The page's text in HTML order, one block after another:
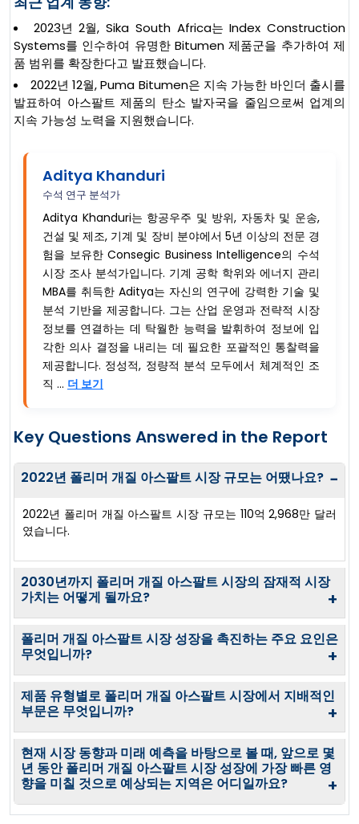
2023년 2월, Sika South Africa는 Index Construction
Systems를 인수하여 유명한 Bitumen 제품군을 추가하여 제
품 범위를 확장한다고 발표했습니다.
2022년 12월, Puma Bitumen은 지속 가능한 바인더 출시를
발표하여 아스팔트 제품의 탄소 발자국을 줄임으로써 업계의
지속 가능성 노력을 지원했습니다.
Aditya Khanduri
수석 연구 분석가
Aditya Khanduri는 항공우주 및 방위, 자동차 및 운송,
건설 및 제조, 기계 및 장비 분야에서 5년 이상의 전문 경
험을 보유한 Consegic Business Intelligence의 수석
시장 조사 분석가입니다. 기계 공학 학위와 에너지 관리
MBA를 취득한 Aditya는 자신의 연구에 강력한 기술 및
분석 기반을 제공합니다. 그는 산업 운영과 전략적 시장
정보를 연결하는 데 탁월한 능력을 발휘하여 정보에 입
각한 의사 결정을 내리는 데 필요한 포괄적인 통찰력을
제공합니다. 정성적, 정량적 분석 모두에서 체계적인 조
직 ... 더 보기
Key Questions Answered in the Report
2022년 폴리머 개질 아스팔트 시장 규모는 어땠나요? −
2022년 폴리머 개질 아스팔트 시장 규모는 110억 2,968만 달러
였습니다.
2030년까지 폴리머 개질 아스팔트 시장의 잠재적 시장
가치는 어떻게 될까요?
+
폴리머 개질 아스팔트 시장 성장을 촉진하는 주요 요인은
무엇입니까?
+
제품 유형별로 폴리머 개질 아스팔트 시장에서 지배적인
부문은 무엇입니까?
+
현재 시장 동향과 미래 예측을 바탕으로 볼 때, 앞으로 몇
년 동안 폴리머 개질 아스팔트 시장 성장에 가장 빠른 영
향을 미칠 것으로 예상되는 지역은 어디일까요?
+